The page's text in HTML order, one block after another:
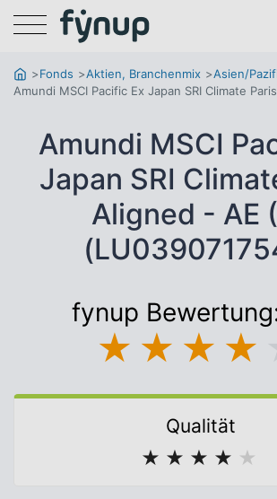
Menu
Fonds Aktien, Branchenmix
Asien/
Amundi MSCI Pacific Ex Japan SRI Climate
Amundi MSCI
Japan SRI
Aligned - AE
fynup
★ ★ ★ ★
Qualität
★ ★ ★ ★ ★